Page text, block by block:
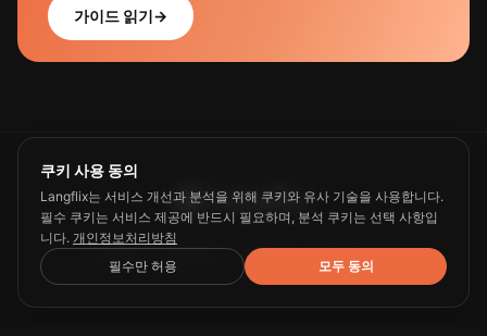
가이드 읽기→
Guide Privacy Terms Contact us
쿠키 사용 동의
Langflix는 서비스 개선과 분석을 위해 쿠키와 유사 기술을 사용합니다.
필수 쿠키는 서비스 제공에 반드시 필요하며, 분석 쿠키는 선택 사항입
니다. 개인정보처리방침
필수만 허용
모두 동의